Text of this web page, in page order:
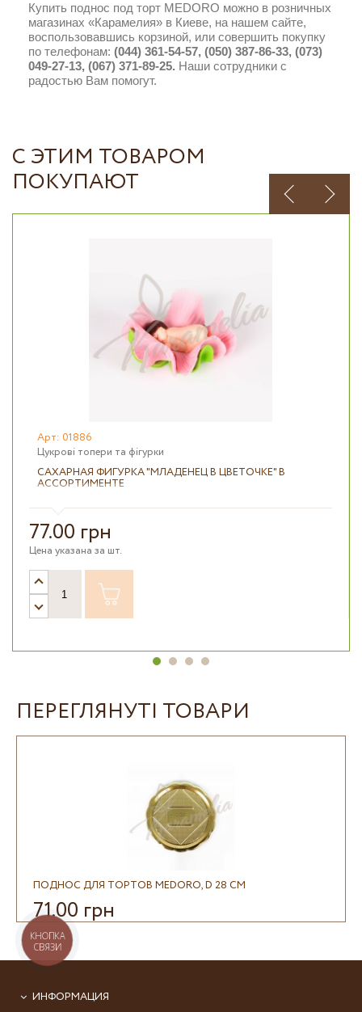
Купить поднос под торт MEDORO можно в розничных
магазинах «Карамелия» в Киеве, на нашем сайте,
воспользовавшись корзиной, или совершить покупку
по телефонам: (044) 361-54-57, (050) 387-86-33, (073)
049-27-13, (067) 371-89-25. Наши сотрудники с
радостью Вам помогут.
С ЭТИМ ТОВАРОМ
ПОКУПАЮТ
Арт: 01886
Цукрові топери та фігурки
САХАРНАЯ ФИГУРКА "МЛАДЕНЕЦ В ЦВЕТОЧКЕ" В
АССОРТИМЕНТЕ
77.00 грн
Цена указана за шт.
ПЕРЕГЛЯНУТІ ТОВАРИ
ПОДНОС ДЛЯ ТОРТОВ MEDORO, D 28 СМ
71.00 грн
ИНФОРМАЦИЯ
КНОПКА
СВЯЗИ